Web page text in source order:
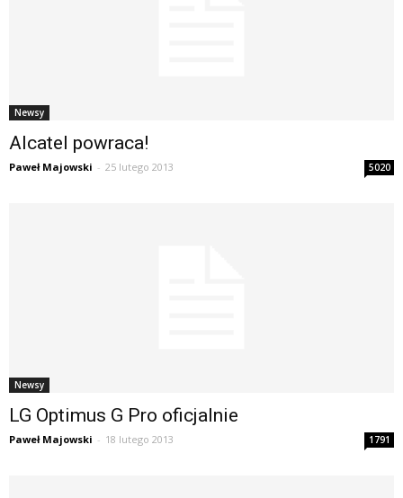
Newsy
Alcatel powraca!
Paweł Majowski - 25 lutego 2013 5020
Newsy
LG Optimus G Pro oficjalnie
Paweł Majowski - 18 lutego 2013 1791